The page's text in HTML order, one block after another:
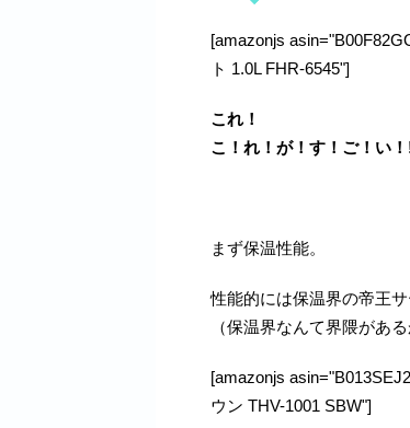
[amazonjs
ト 1.0L FHR-6545"]
これ！
こ！れ！が！す！ご！い
まず保温性能。
性能的には保温界の帝王
（保温界なんて界隈があ
[amazonjs
ウン THV-1001 SBW"]